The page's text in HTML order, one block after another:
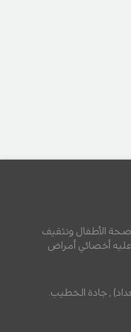
الأطفال وتثقيف
عليه أخصائي أمراض
, جادة الخطيب.